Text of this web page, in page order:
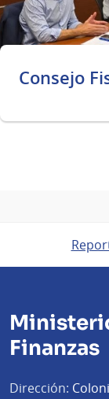
Consejo
Finanzas
Dirección: